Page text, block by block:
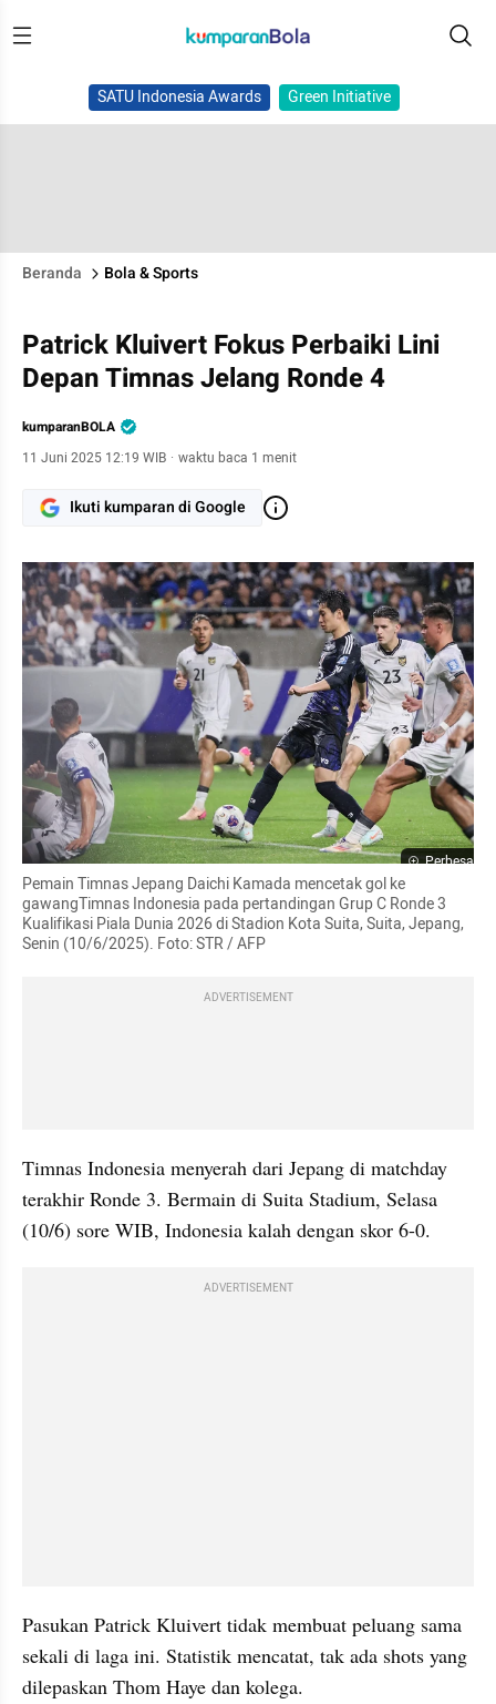
SATU Indonesia Awards Green Initiative
Beranda Bola & Sports
Patrick Kluivert Fokus Perbaiki Lini
Depan Timnas Jelang Ronde 4
kumparanBOLA
11 Juni 2025 12:19 WIB · waktu baca 1 menit
Ikuti kumparan di Google
Perbesar
Pemain Timnas Jepang Daichi Kamada mencetak gol ke
gawangTimnas Indonesia pada pertandingan Grup C Ronde 3
Kualifikasi Piala Dunia 2026 di Stadion Kota Suita, Suita, Jepang,
Senin (10/6/2025). Foto: STR / AFP
ADVERTISEMENT
Timnas Indonesia menyerah dari Jepang di matchday
terakhir Ronde 3. Bermain di Suita Stadium, Selasa
(10/6) sore WIB, Indonesia kalah dengan skor 6-0.
ADVERTISEMENT
Pasukan Patrick Kluivert tidak membuat peluang sama
sekali di laga ini. Statistik mencatat, tak ada shots yang
dilepaskan Thom Haye dan kolega.